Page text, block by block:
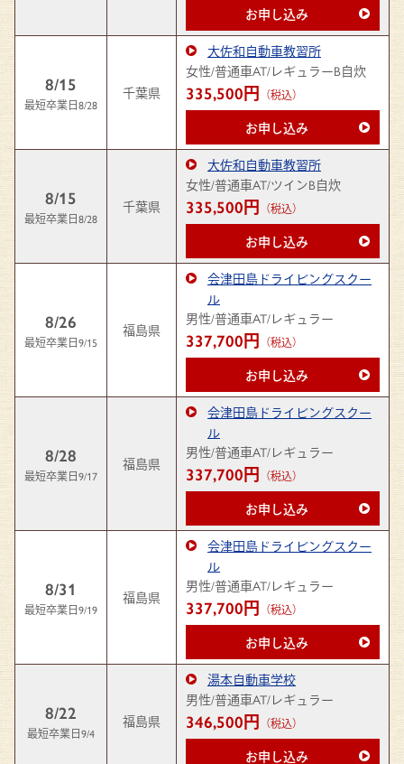
お申し込み
8/15
最短卒業日8/28
千葉県
大佐和自動車教習所
女性/普通車AT/レギュラーB自炊
335,500円 （税込）
お申し込み
8/15
最短卒業日8/28
千葉県
大佐和自動車教習所
女性/普通車AT/ツインB自炊
335,500円 （税込）
お申し込み
8/26
最短卒業日9/15
福島県
会津田島ドライビングスクー
ル
男性/普通車AT/レギュラー
337,700円 （税込）
お申し込み
8/28
最短卒業日9/17
福島県
会津田島ドライビングスクー
ル
男性/普通車AT/レギュラー
337,700円 （税込）
お申し込み
8/31
最短卒業日9/19
福島県
会津田島ドライビングスクー
ル
男性/普通車AT/レギュラー
337,700円 （税込）
お申し込み
8/22
最短卒業日9/4
福島県
湯本自動車学校
男性/普通車AT/レギュラー
346,500円 （税込）
お申し込み